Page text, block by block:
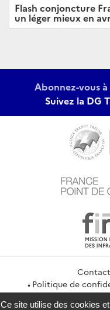
Flash conjoncture
un léger mieux en
Abonnez-vous
Suivez la DG
Contact
Politique de
Gestion
Ce site utilise des cookies